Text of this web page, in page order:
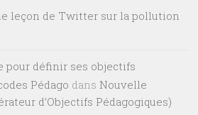
leçon de Twitter sur la pollution
pour définir ses objectifs
Pédago dans Nouvelle
d’Objectifs Pédagogiques)